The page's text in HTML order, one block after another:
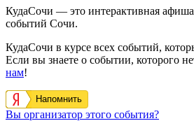
КудаСочи — это интерактивная
событий Сочи.
КудаСочи в курсе всех событий,
Если вы знаете о событии, которого
нам!
Напомнить
Вы организатор этого события?